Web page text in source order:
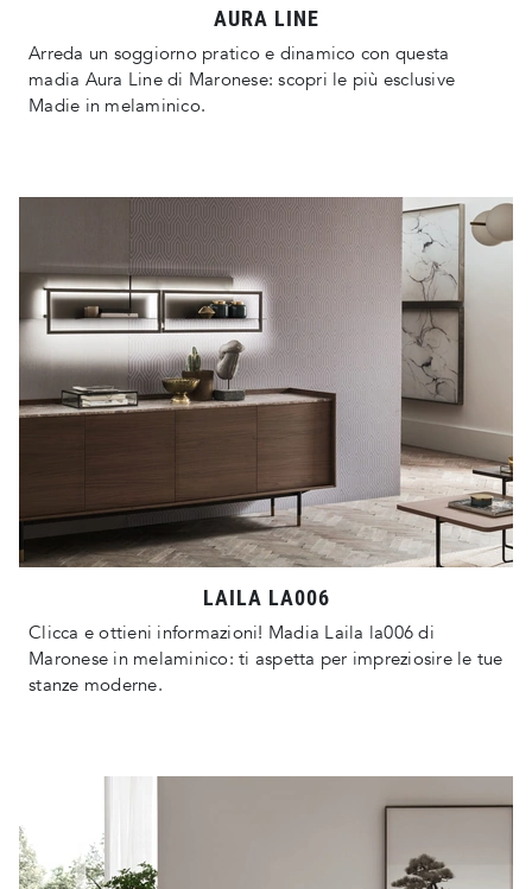
AURA LINE
Arreda un soggiorno pratico e dinamico con questa
madia Aura Line di Maronese: scopri le più esclusive
Madie in melaminico.
LAILA LA006
Clicca e ottieni informazioni! Madia Laila la006 di
Maronese in melaminico: ti aspetta per impreziosire le tue
stanze moderne.